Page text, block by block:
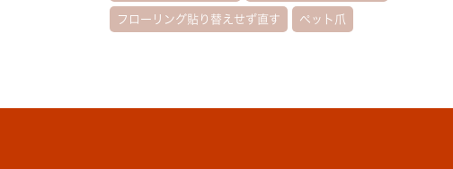
フローリング貼り替えせず直す ペット爪